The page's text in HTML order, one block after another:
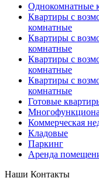
Однокомнатные
Квартиры с
комнатные
Квартиры с
комнатные
Квартиры с
комнатные
Квартиры с
комнатные
Готовые
Коммерческая
Кладовые
Паркинг
Аренда
Наши Контакты